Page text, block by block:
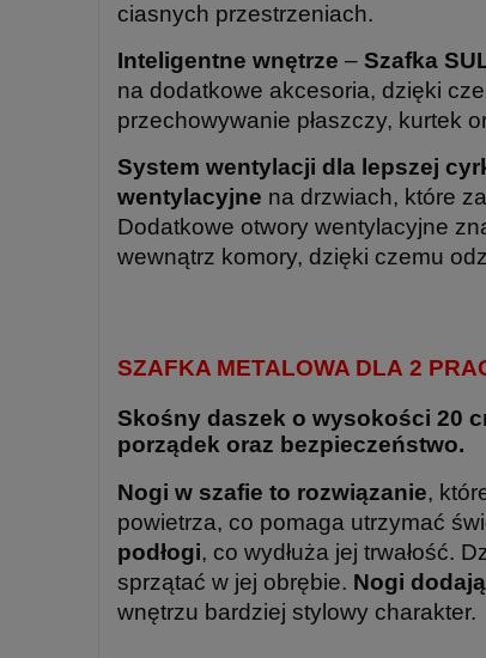
ciasnych przestrzeniach.
Inteligentne wnętrze – Szafka
na dodatkowe akcesoria, dzięki
przechowywanie płaszczy, kurtek
System wentylacji dla lepszej
wentylacyjne na drzwiach, które
Dodatkowe otwory wentylacyjne
wewnątrz komory, dzięki czemu
SZAFKA METALOWA DLA 2
Skośny daszek o wysokości 20
porządek oraz bezpieczeństwo.
Nogi w szafie to rozwiązanie,
powietrza, co pomaga utrzymać
podłogi, co wydłuża jej trwałość.
sprzątać w jej obrębie. Nogi
wnętrzu bardziej stylowy charakter.